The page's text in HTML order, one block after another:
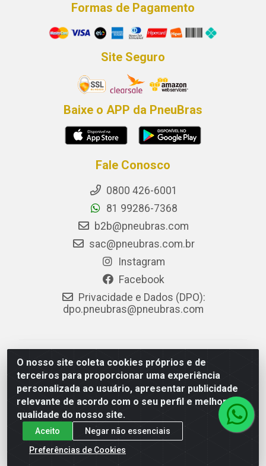
O nosso site coleta cookies próprios e de
terceiros para proporcionar uma experiência
personalizada ao usuário, apresentar publicidade
relevante de acordo com o seu perfil e melhorar a
qualidade do nosso site.
Aceito
Negar não essenciais
Preferências de Cookies
Formas de Pagamento
Site Seguro
Baixe o APP da PneuBras
Fale Conosco
0800 426-6001
81 99286-7368
b2b@pneubras.com
sac@pneubras.com.br
Instagram
Facebook
Privacidade e Dados (DPO):
dpo.pneubras@pneubras.com
PneuBras - Rodovia BR-101, KM 82 - Prazeres,
Jaboatão dos Guararapes/PE - CEP 54.335-000 - CNPJ
08.678.386/0001-05 - Pneubras Comércio de Pneus
Ltda